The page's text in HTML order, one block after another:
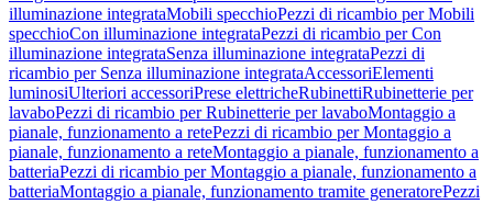
illuminazione integrataMobili specchioPezzi di ricambio per Mobili
specchioCon illuminazione integrataPezzi di ricambio per Con
illuminazione integrataSenza illuminazione integrataPezzi di
ricambio per Senza illuminazione integrataAccessoriElementi
luminosiUlteriori accessoriPrese elettricheRubinettiRubinetterie per
lavaboPezzi di ricambio per Rubinetterie per lavaboMontaggio a
pianale, funzionamento a retePezzi di ricambio per Montaggio a
pianale, funzionamento a reteMontaggio a pianale, funzionamento a
batteriaPezzi di ricambio per Montaggio a pianale, funzionamento a
batteriaMontaggio a pianale, funzionamento tramite generatorePezzi